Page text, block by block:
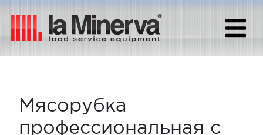
Мясорубка
профессиональная с